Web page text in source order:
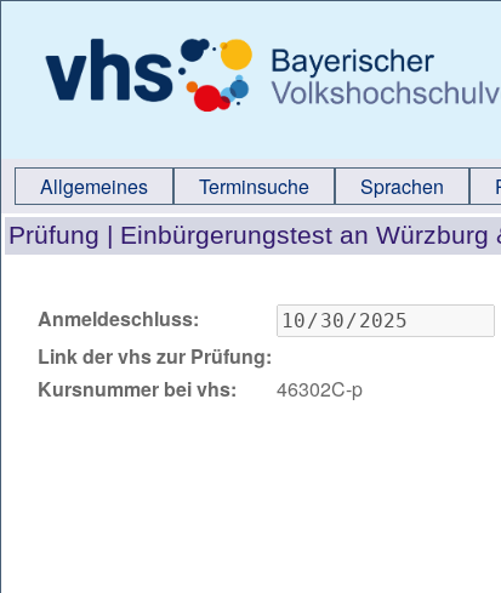
Allgemeines Terminsuche Sprachen
Prüfung | Einbürgerungstest an Würzburg
Anmeldeschluss:
Link der vhs zur Prüfung:
Kursnummer bei vhs:
46302C-p